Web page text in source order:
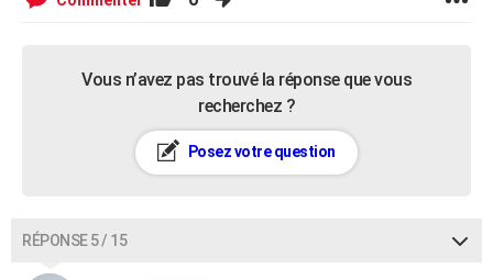
Vous n’avez pas trouvé la réponse que vous
recherchez ?
Posez votre question
RÉPONSE 5 / 15